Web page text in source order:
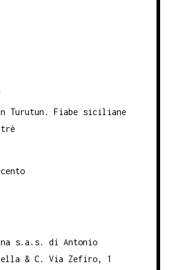
Turutun. Fiabe siciliane
s.a.s. di Antonio
& C. Via Zefiro, 1